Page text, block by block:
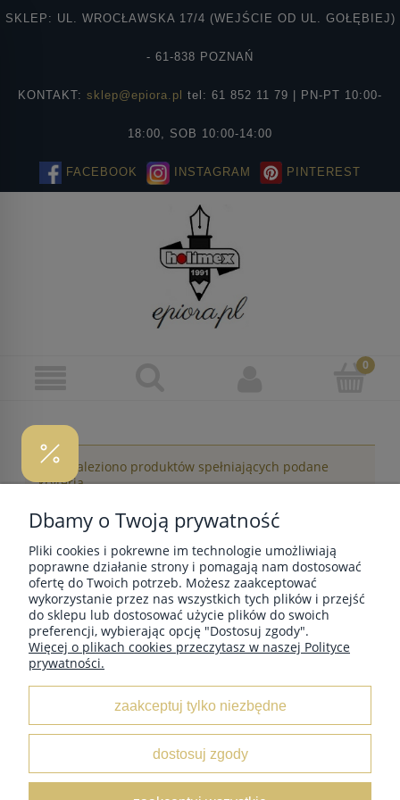
SKLEP: UL. WROCŁAWSKA 17/4 (WEJŚCIE OD UL. GOŁĘBIEJ)
- 61-838 POZNAŃ
KONTAKT: sklep@epiora.pl tel: 61 852 11 79 | PN-PT 10:00-
18:00, SOB 10:00-14:00
FACEBOOK INSTAGRAM PINTEREST
Nie znaleziono produktów spełniających podane
kryteria.
POMOC
MOJE KONTO
PŁATNOŚCI I DOSTAWA
Dbamy o Twoją prywatność
Pliki cookies i pokrewne im technologie umożliwiają
poprawne działanie strony i pomagają nam dostosować
ofertę do Twoich potrzeb. Możesz zaakceptować
wykorzystanie przez nas wszystkich tych plików i przejść
do sklepu lub dostosować użycie plików do swoich
preferencji, wybierając opcję "Dostosuj zgody".
Więcej o plikach cookies przeczytasz w naszej Polityce
prywatności.
zaakceptuj tylko niezbędne
dostosuj zgody